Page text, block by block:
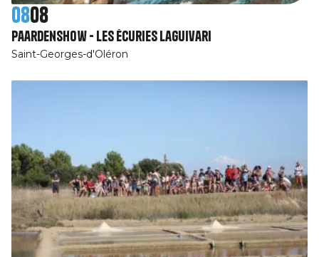
0808
Paardenshow - Les Écuries Laguivari
Saint-Georges-d'Oléron